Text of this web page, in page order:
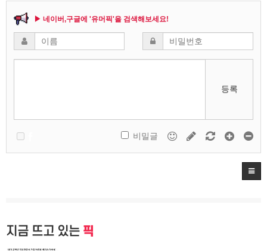
▶ 네이버,구글에 '유머픽'을 검색해보세요!
등록
비밀글
지금 뜨고 있는 픽